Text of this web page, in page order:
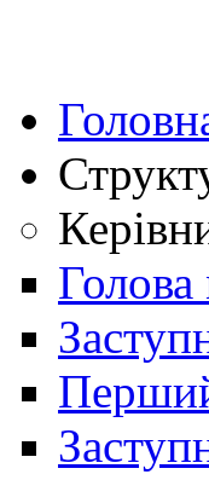
Голова